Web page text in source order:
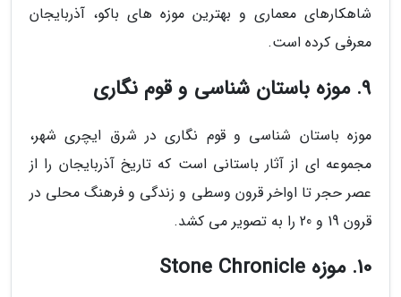
شاهکارهای معماری و بهترین موزه های باکو، آذربایجان
معرفی کرده است.
9. موزه باستان شناسی و قوم نگاری
موزه باستان شناسی و قوم نگاری در شرق ایچری شهر،
مجموعه ای از آثار باستانی است که تاریخ آذربایجان را از
عصر حجر تا اواخر قرون وسطی و زندگی و فرهنگ محلی در
قرون 19 و 20 را به تصویر می کشد.
10. موزه Stone Chronicle